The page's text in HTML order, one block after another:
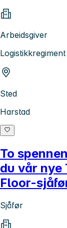
Arbeidsgiver
Sted
Harstad
To
du vår nye
Floor-
Sjåfør